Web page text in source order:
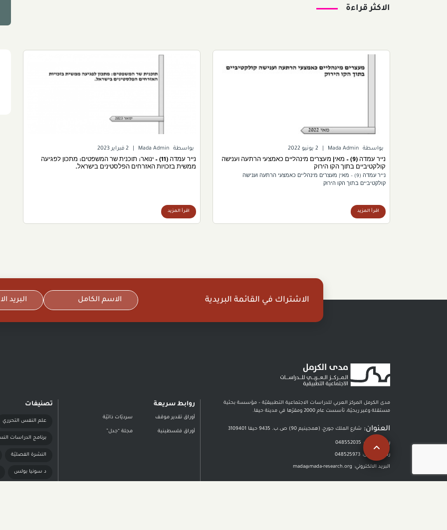
الاكثر قراءة
بواسطة Mada Admin 2 يونيو 2022
נייר עמדה (9) – מאי| מעצרים מינהליים כאמצעי הרתעה וענישה
קולקטיביים בתוך הקו הירוק
נייר עמדה (9) – מאי| מעצרים מינהליים כאמצעי הרתעה וענישה
קולקטיביים בתוך הקו הירוק
اقرأ المزيد
بواسطة Mada Admin 2 فبراير 2023
נייר עמדה (11) – ינואר: תוכנית שר המשפטים: מתכון לפגיעה
ממשית בזכויות האזרחים הפלסטינים בישראל.
اقرأ المزيد
الاشتراك في القائمة البريدية
مدى الكرمل المركز العربي للدراسات الاجتماعية التطبيقيّة – مؤسسة بحثية
مستقلة وغير ربحيّة، تأسست عام 2000 ومقرّها في مدينة حيفا.
العنوان: شارع الملك جورج، (همجينيم 90) ص.ب. 9435 حيفا 3109401
رقم الهاتف : 048552035
رقم الفاكس: 048525973
البريد الالكتروني: mada@mada-research.org
روابط سريعة
أوراق تقدير موقف سرديّات ذاتيّة
أوراق فلسطينية مجلة “جدل”
تصنيفات
علم النفس التحرري
برنامج الدراسات
النشرة الفصليّة
د سونيا بولس